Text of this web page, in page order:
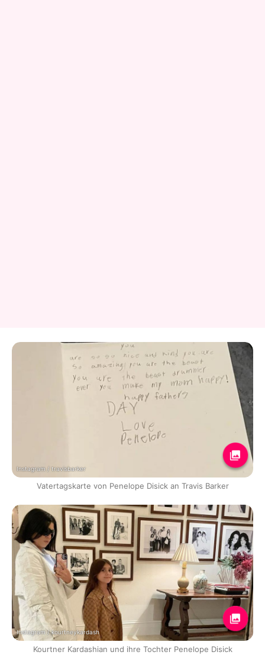
Instagram / travisbarker
Vatertagskarte von Penelope Disick an Travis Barker
Instagram / kourtneykardash
Kourtner Kardashian und ihre Tochter Penelope Disick